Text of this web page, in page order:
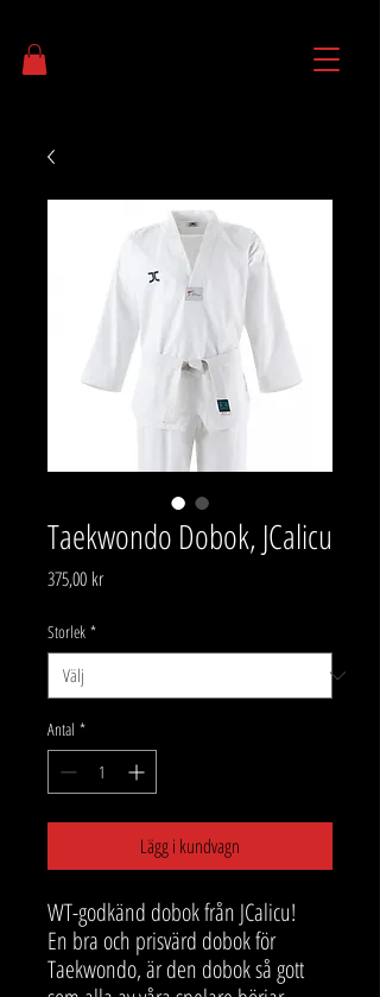
Taekwondo Dobok, JCalicu
375,00 krPris
Storlek *
Antal *
Lägg i kundvagn
WT-godkänd dobok från JCalicu!
En bra och prisvärd dobok för
Taekwondo, är den dobok så gott